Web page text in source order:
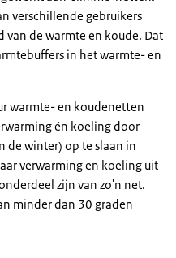
verschillende gebruikers
de warmte en koude. Dat
in het warmte- en
warmte- en koudenetten
én koeling door
de winter) op te slaan in
verwarming en koeling uit
zijn van zo'n net.
minder dan 30 graden